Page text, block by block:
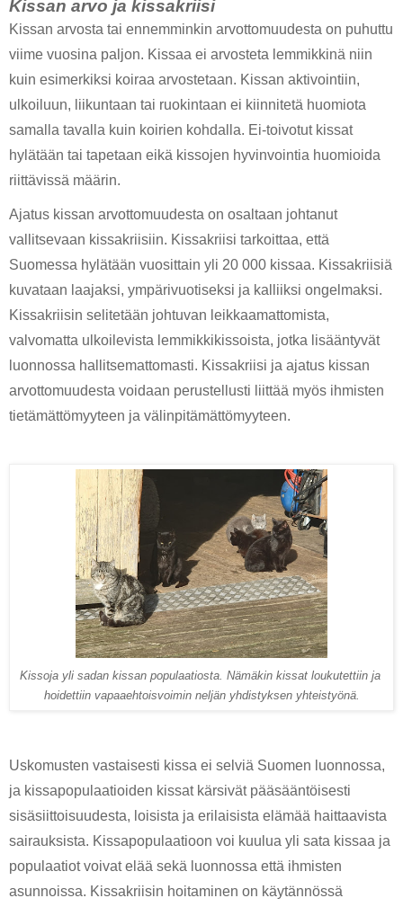
Kissan arvo ja kissakriisi
Kissan arvosta tai ennemminkin arvottomuudesta on puhuttu
viime vuosina paljon. Kissaa ei arvosteta lemmikkinä niin
kuin esimerkiksi koiraa arvostetaan. Kissan aktivointiin,
ulkoiluun, liikuntaan tai ruokintaan ei kiinnitetä huomiota
samalla tavalla kuin koirien kohdalla. Ei-toivotut kissat
hylätään tai tapetaan eikä kissojen hyvinvointia huomioida
riittävissä määrin.
Ajatus kissan arvottomuudesta on osaltaan johtanut
vallitsevaan kissakriisiin. Kissakriisi tarkoittaa, että
Suomessa hylätään vuosittain yli 20 000 kissaa. Kissakriisiä
kuvataan laajaksi, ympärivuotiseksi ja kalliiksi ongelmaksi.
Kissakriisin selitetään johtuvan leikkaamattomista,
valvomatta ulkoilevista lemmikkikissoista, jotka lisääntyvät
luonnossa hallitsemattomasti. Kissakriisi ja ajatus kissan
arvottomuudesta voidaan perustellusti liittää myös ihmisten
tietämättömyyteen ja välinpitämättömyyteen.
Kissoja yli sadan kissan populaatiosta. Nämäkin kissat loukutettiin ja
hoidettiin vapaaehtoisvoimin neljän yhdistyksen yhteistyönä.
Uskomusten vastaisesti kissa ei selviä Suomen luonnossa,
ja kissapopulaatioiden kissat kärsivät pääsääntöisesti
sisäsiittoisuudesta, loisista ja erilaisista elämää haittaavista
sairauksista. Kissapopulaatioon voi kuulua yli sata kissaa ja
populaatiot voivat elää sekä luonnossa että ihmisten
asunnoissa. Kissakriisin hoitaminen on käytännössä